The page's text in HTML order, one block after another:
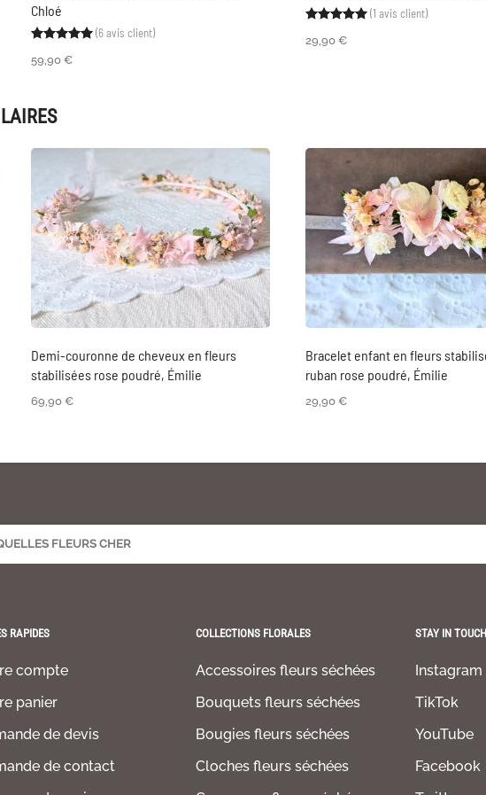
client
Chloé
Noté5.00sur 5 basé sur
6
(6avis client)
59,90 €
Noté 5.00sur 5
1
(1 avis client)
29,90 €
Demi-couronne de cheveux en fleurs
stabilisées rose poudré, Émilie
69,90 €
Bracelet enfant en fleurs
ruban rose poudré, Émilie
29,90 €
RAPIDES
compte
panier
de devis
de contact
COLLECTIONS FLORALES
Accessoires fleurs séchées
Bouquets fleurs séchées
Bougies fleurs séchées
Cloches fleurs séchées
STAY IN TOUCH
Instagram
TikTok
YouTube
Facebook